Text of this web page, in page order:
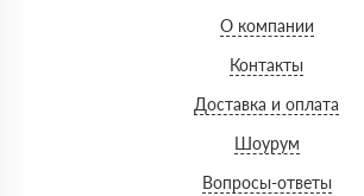
О компании
Контакты
Доставка и оплата
Шоурум
Вопросы-ответы